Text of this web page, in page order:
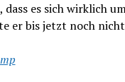
es sich wirklich
er bis jetzt noch